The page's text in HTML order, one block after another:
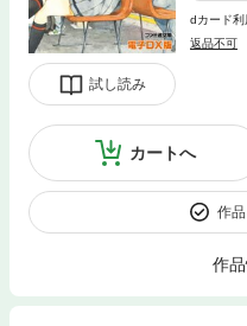
試し読み
dカード
返品不可
カートへ
作
作